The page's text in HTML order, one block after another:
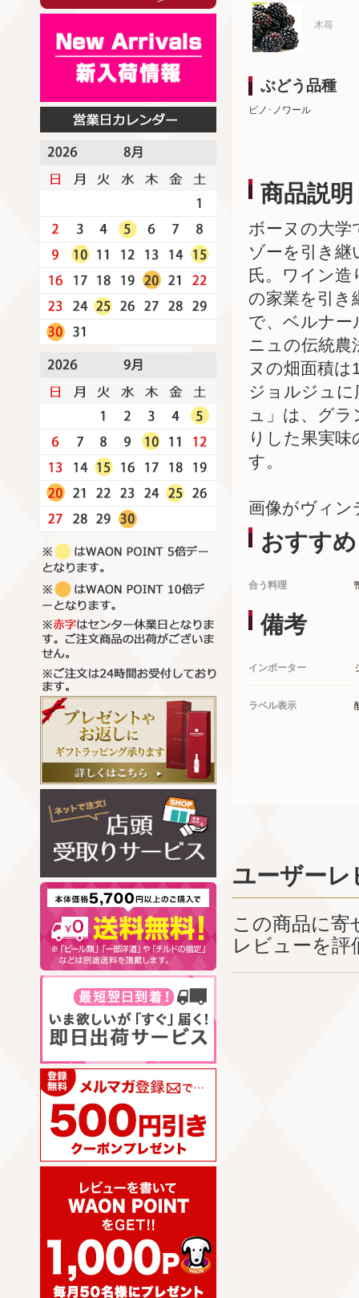
木苺
ぶどう品種
ピノ･ノワール
商品説明
ボーヌの大学
ゾーを引き
氏。ワイン
の家業を引き
で、ベルナー
ニュの伝統農
ヌの畑面積
ジョルジュ
ュ」は、グ
りした果実
す。
画像がヴィン
おすすめ
合う料理
備考
インポーター
ラベル表示
ユーザーレ
この商品に
レビューを評